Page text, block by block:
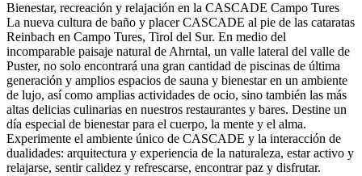
Bienestar, recreación y relajación en la CASCADE Campo Tures
La nueva cultura de baño y placer CASCADE al pie de las cataratas
Reinbach en Campo Tures, Tirol del Sur. En medio del
incomparable paisaje natural de Ahrntal, un valle lateral del valle de
Puster, no solo encontrará una gran cantidad de piscinas de última
generación y amplios espacios de sauna y bienestar en un ambiente
de lujo, así como amplias actividades de ocio, sino también las más
altas delicias culinarias en nuestros restaurantes y bares. Destine un
día especial de bienestar para el cuerpo, la mente y el alma.
Experimente el ambiente único de CASCADE y la interacción de
dualidades: arquitectura y experiencia de la naturaleza, estar activo y
relajarse, sentir calidez y refrescarse, encontrar paz y disfrutar.